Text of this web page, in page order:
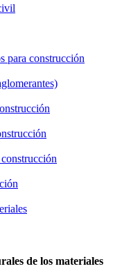
para construcción
de los materiales